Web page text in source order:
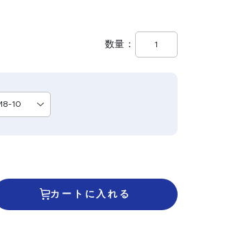
数量
カートに入れる